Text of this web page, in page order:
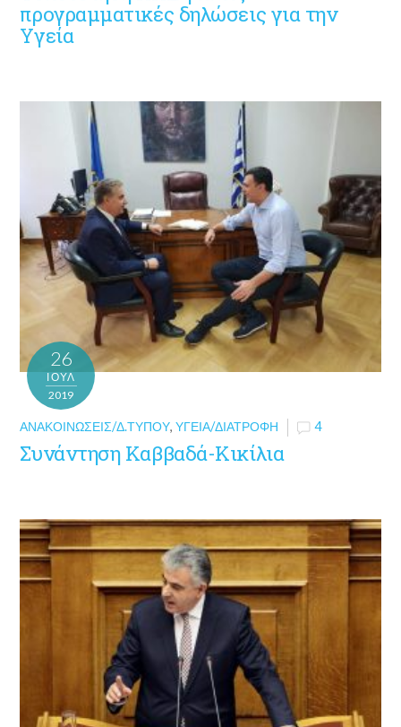
προγραμματικές δηλώσεις για την
Υγεία
26
ΙΟΎΛ
2019
ΑΝΑΚΟΙΝΏΣΕΙΣ/Δ.ΤΎΠΟΥ,ΥΓΕΊΑ/ΔΙΑΤΡΟΦΉ 4
Συνάντηση Καββαδά-Κικίλια